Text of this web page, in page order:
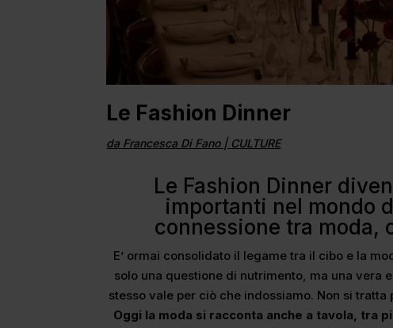
Le Fashion Dinner
da Francesca Di Fano| CULTURE
Le Fashion Dinner
importanti nel mondo
connessione tra moda,
E’ ormai consolidato il legame tra il cibo e la
solo una questione di nutrimento, ma una vera
stesso vale per ciò che indossiamo. Non si
Oggi la moda si racconta anche a tavola, tra